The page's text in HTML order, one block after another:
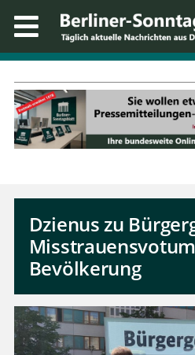
Dzienus zu
Bevölkerung